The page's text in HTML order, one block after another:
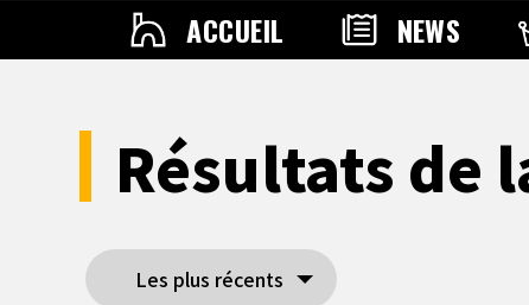
ACCUEIL NEWS
Résultats de
Les plus récents